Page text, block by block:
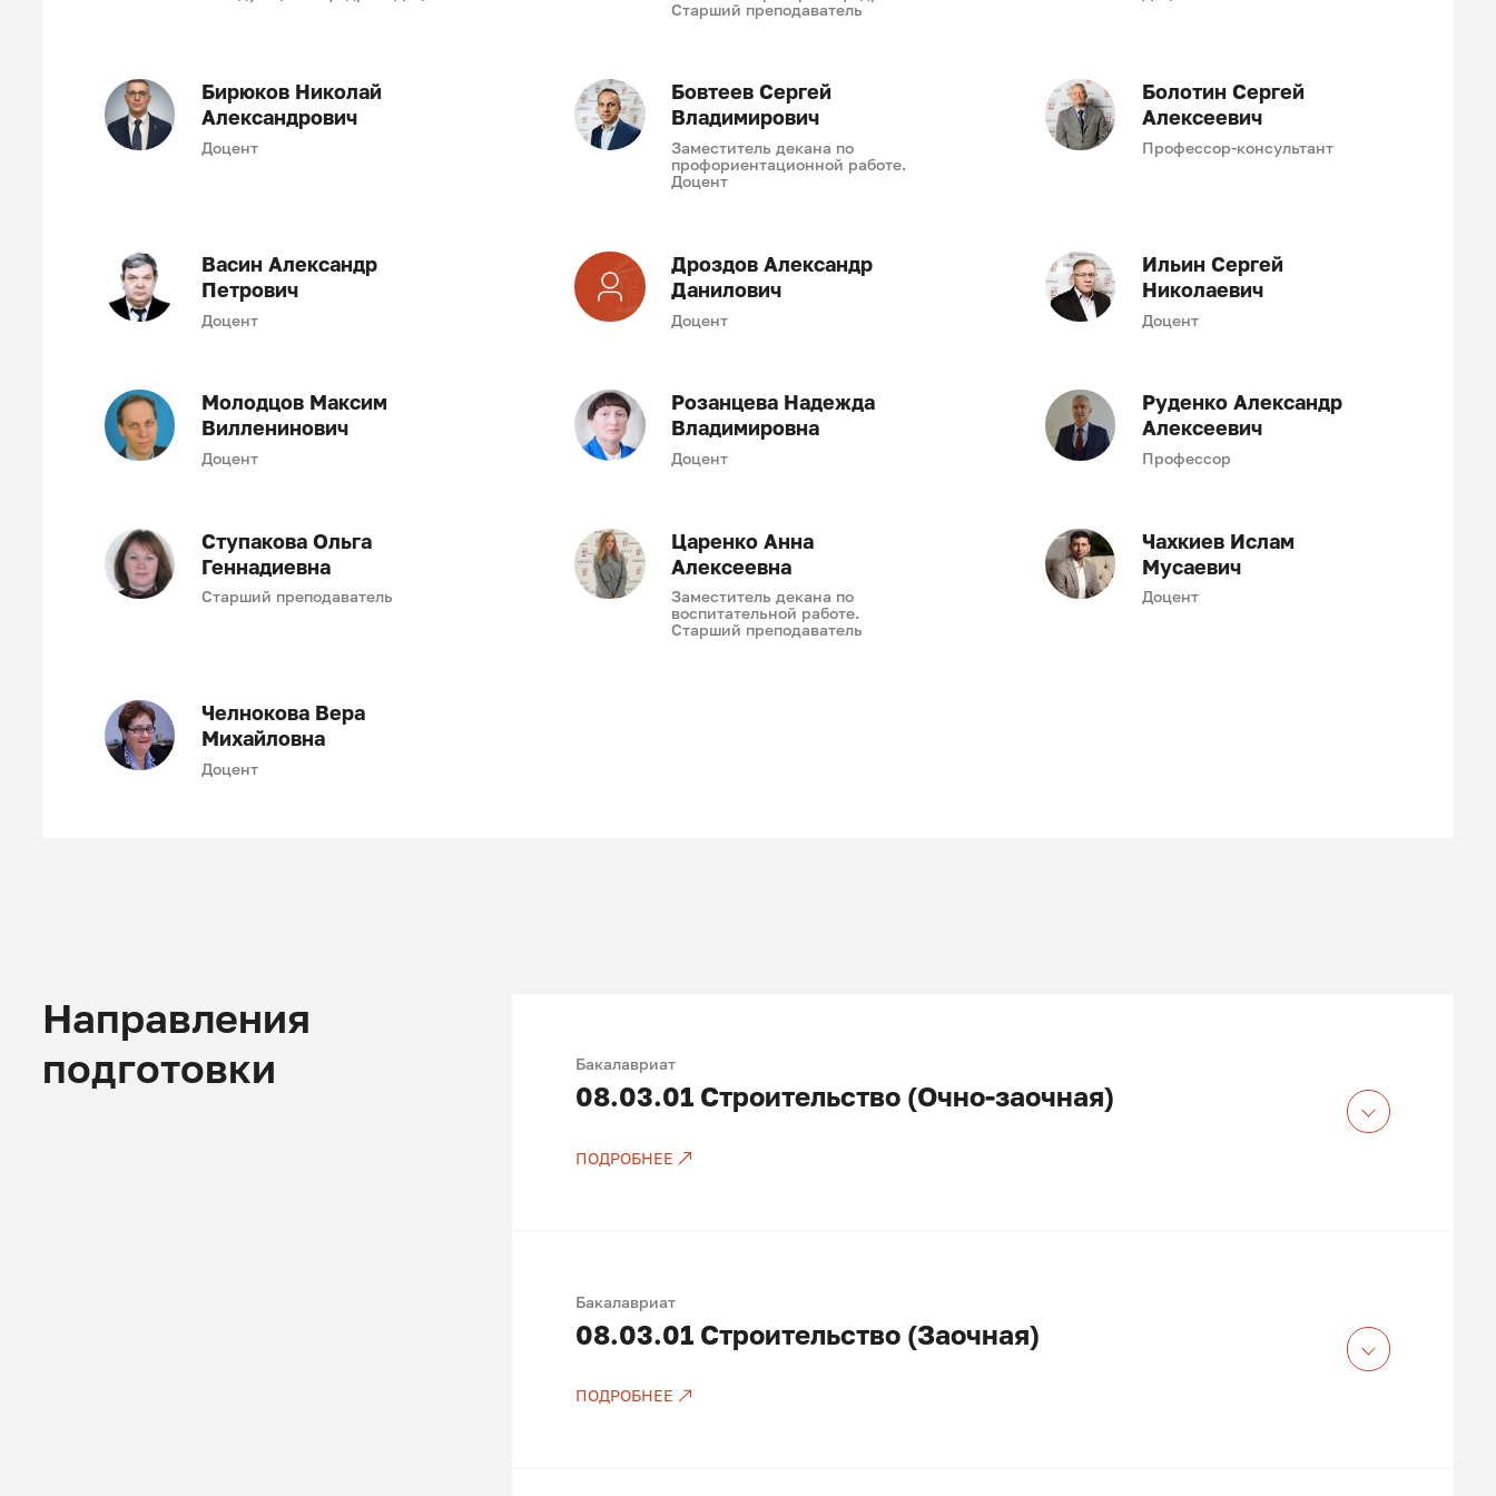
Старший преподаватель
Бирюков Николай
Александрович
Доцент
Бовтеев Сергей
Владимирович
Заместитель декана по
профориентационной работе.
Доцент
Болотин Сергей
Алексеевич
Профессор-консультант
Васин Александр
Петрович
Доцент
Дроздов Александр
Данилович
Доцент
Ильин Сергей
Николаевич
Доцент
Молодцов Максим
Вилленинович
Доцент
Розанцева Надежда
Владимировна
Доцент
Руденко Александр
Алексеевич
Профессор
Ступакова Ольга
Геннадиевна
Старший преподаватель
Царенко Анна
Алексеевна
Заместитель декана по
воспитательной работе.
Старший преподаватель
Чахкиев Ислам
Мусаевич
Доцент
Челнокова Вера
Михайловна
Доцент
Направления
подготовки
Бакалавриат
08.03.01Строительство (Очно-заочная)
ПОДРОБНЕЕ
Бакалавриат
08.03.01Строительство (Заочная)
ПОДРОБНЕЕ